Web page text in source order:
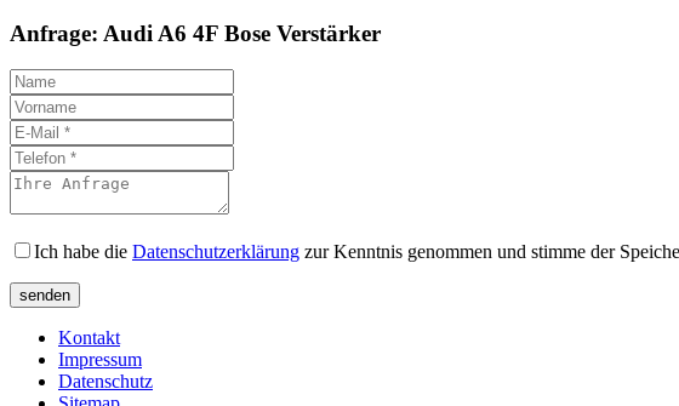
Anfrage: Audi A6 4F Bose Verstärker
Ich habe die Datenschutzerklärung zur Kenntnis genommen und stimme der
Kontakt
Impressum
Datenschutz